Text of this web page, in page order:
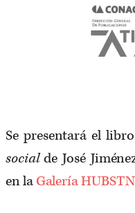
Se presentará el
socialde José
en laGalería HUBSTN